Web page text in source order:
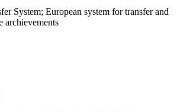
System; European system for transfer and
archievements